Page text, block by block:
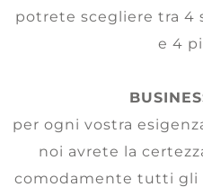
potrete scegliere tra 4
e 4
per ogni vostra
noi avrete la
comodamente tutti gli